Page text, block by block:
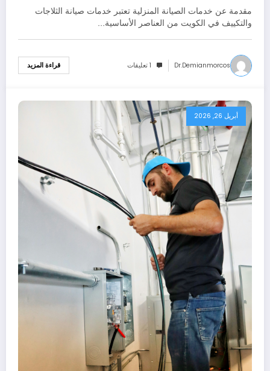
مقدمة عن خدمات الصيانة المنزلية تعتبر خدمات صيانة الثلاجات
والتكييف في الكويت من العناصر الأساسية…
Dr.demianmorcos 1 تعليقات قراءة المزيد
أبريل 26, 2026